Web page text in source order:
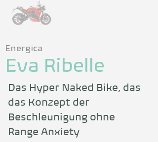
Energica
Eva Ribelle
Das Hyper Naked Bike, das
das Konzept der
Beschleunigung ohne
Range Anxiety